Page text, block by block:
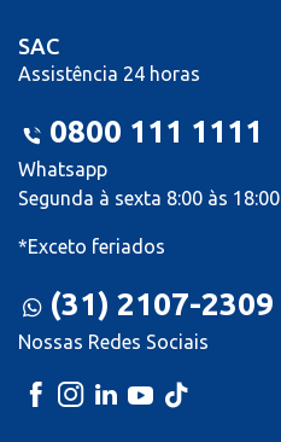
SAC
Assistência 24 horas
0800 111 1111
Whatsapp
Segunda à sexta 8:00 às 18:00
*Exceto feriados
(31) 2107-2309
Nossas Redes Sociais